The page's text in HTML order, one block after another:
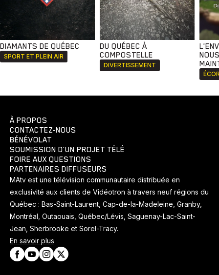
DIAMANTS DE QUÉBEC
SPORT ET PLEIN AIR
DU QUÉBEC À
COMPOSTELLE
DIVERTISSEMENT
À PROPOS
CONTACTEZ-NOUS
BÉNÉVOLAT
SOUMISSION D'UN PROJET TÉLÉ
FOIRE AUX QUESTIONS
PARTENAIRES DIFFUSEURS
MAtv est une télévision communautaire distribuée en
exclusivité aux clients de Vidéotron à travers neuf régions du
Québec : Bas-Saint-Laurent, Cap-de-la-Madeleine, Granby,
Montréal, Outaouais, Québec/Lévis, Saguenay-Lac-Saint-
Jean, Sherbrooke et Sorel-Tracy.
En savoir plus